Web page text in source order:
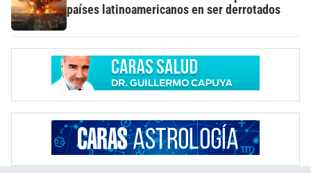
países latinoamericanos en ser derrotados